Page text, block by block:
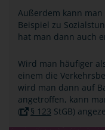
Außerdem kann
Beispiel zu
hat man dann auch
Wird man häufiger
einem die
wird man dann auf
angetroffen, kann
(
§ 123 StGB)